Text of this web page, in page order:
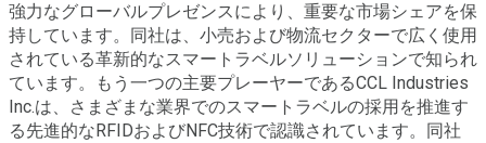
強力なグローバルプレゼンスにより、重要な市場シェアを保
持しています。同社は、小売および物流セクターで広く使用
されている革新的なスマートラベルソリューションで知られ
ています。もう一つの主要プレーヤーであるCCL Industries
Inc.は、さまざまな業界でのスマートラベルの採用を推進す
る先進的なRFIDおよびNFC技術で認識されています。同社